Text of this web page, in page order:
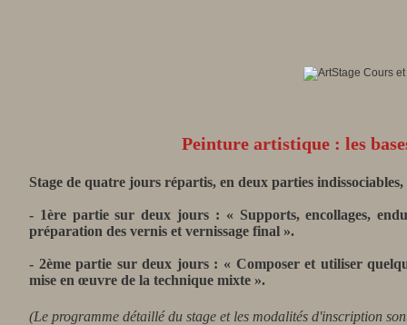
Peinture artistique : les
Stage de quatre jours répartis, en deux parties
- 1ère partie sur deux jours : « Supports, encollages,
préparation des vernis et vernissage final ».
- 2ème partie sur deux jours : « Composer et utiliser
mise en œuvre de la technique mixte ».
(Le programme détaillé du stage et les modalités d'inscription